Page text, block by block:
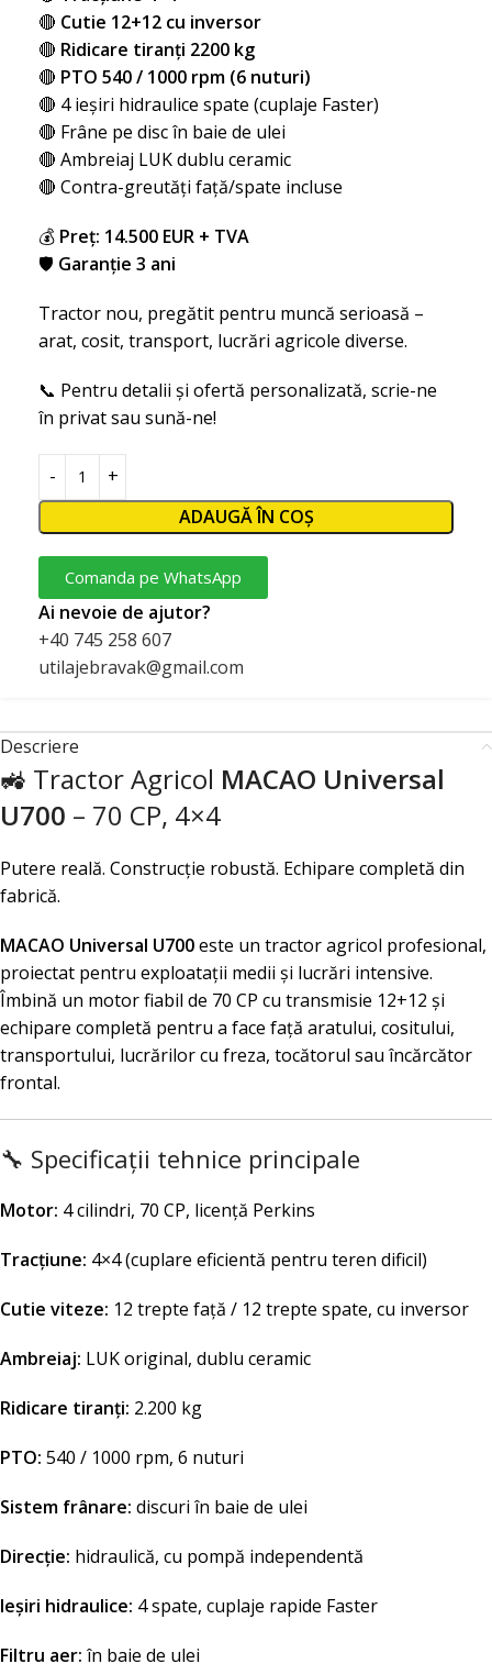
🔴 Cutie 12+12 cu inversor
🔴 Ridicare tiranți 2200 kg
🔴 PTO 540 / 1000 rpm (6 nuturi)
🔴 4 ieșiri hidraulice spate (cuplaje Faster)
🔴 Frâne pe disc în baie de ulei
🔴 Ambreiaj LUK dublu ceramic
🔴 Contra-greutăți față/spate incluse
💰 Preț: 14.500 EUR + TVA
🛡 Garanție 3 ani
Tractor nou, pregătit pentru muncă serioasă –
arat, cosit, transport, lucrări agricole diverse.
📞 Pentru detalii și ofertă personalizată, scrie-ne
în privat sau sună-ne!
ADAUGĂ ÎN COȘ
Comanda pe WhatsApp
Ai nevoie de ajutor?
+40 745 258 607
utilajebravak@gmail.com
Descriere
🚜 Tractor Agricol MACAO Universal
U700 – 70 CP, 4×4
Putere reală. Construcție robustă. Echipare completă din
fabrică.
MACAO Universal U700este un tractor agricol profesional,
proiectat pentru exploatații medii și lucrări intensive.
Îmbină un motor fiabil de 70 CP cu transmisie 12+12 și
echipare completă pentru a face față aratului, cositului,
transportului, lucrărilor cu freza, tocătorul sau încărcător
frontal.
🔧 Specificații tehnice principale
Motor: 4 cilindri, 70 CP, licență Perkins
Tracțiune: 4×4 (cuplare eficientă pentru teren dificil)
Cutie viteze: 12 trepte față / 12 trepte spate, cu inversor
Ambreiaj: LUK original, dublu ceramic
Ridicare tiranți: 2.200 kg
PTO: 540 / 1000 rpm, 6 nuturi
Sistem frânare: discuri în baie de ulei
Direcție: hidraulică, cu pompă independentă
Ieșiri hidraulice: 4 spate, cuplaje rapide Faster
Filtru aer: în baie de ulei